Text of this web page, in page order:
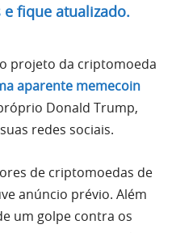
e fique atualizado.
projeto da criptomoeda
aparente memecoin
Donald Trump,
redes sociais.
de criptomoedas de
anúncio prévio. Além
um golpe contra os